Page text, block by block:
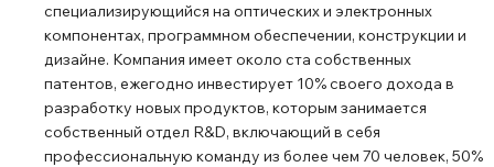
специализирующийся на оптических и электронных
компонентах, программном обеспечении, конструкции и
дизайне. Компания имеет около ста собственных
патентов, ежегодно инвестирует 10% своего дохода в
разработку новых продуктов, которым занимается
собственный отдел R&D, включающий в себя
профессиональную команду из более чем 70 человек, 50%